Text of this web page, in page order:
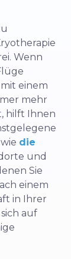
Wenn
einem
mehr
hilft Ihnen
die
und
Sie
einem
in Ihrer
auf